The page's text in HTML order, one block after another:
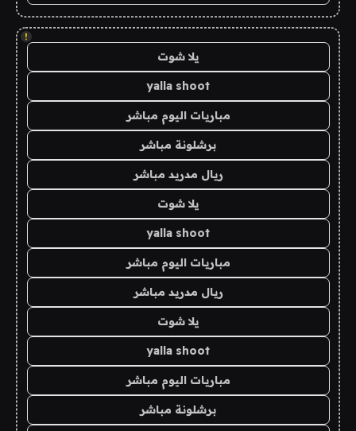
!
يلا شوت
yalla shoot
مباريات اليوم مباشر
برشلونة مباشر
ريال مدريد مباشر
يلا شوت
yalla shoot
مباريات اليوم مباشر
ريال مدريد مباشر
يلا شوت
yalla shoot
مباريات اليوم مباشر
برشلونة مباشر